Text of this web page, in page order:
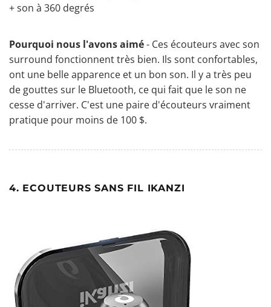
+ son à 360 degrés
Pourquoi nous l'avons aimé- Ces écouteurs avec son
surround fonctionnent très bien. Ils sont confortables,
ont une belle apparence et un bon son. Il y a très peu
de gouttes sur le Bluetooth, ce qui fait que le son ne
cesse d'arriver. C'est une paire d'écouteurs vraiment
pratique pour moins de 100 $.
4. ECOUTEURS SANS FIL IKANZI